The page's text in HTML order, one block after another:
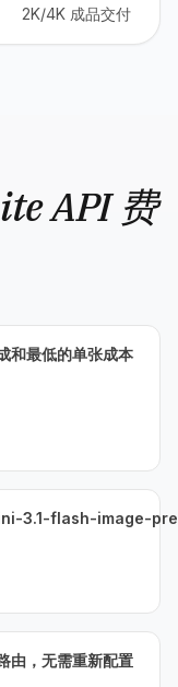
2K/4K 成品交付
API 费
和最低的单张成本
3.1-flash-image-
由，无需重新配置